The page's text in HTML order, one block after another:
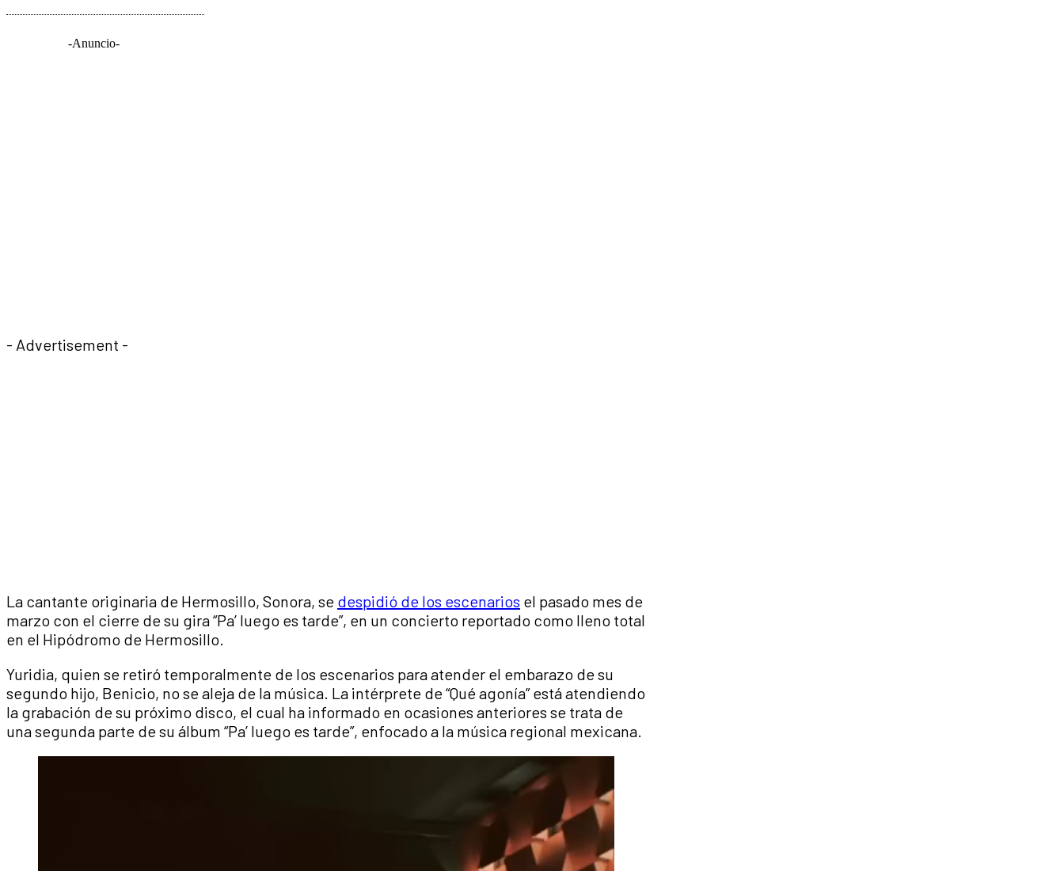
-Anuncio-
- Advertisement -
La cantante originaria de Hermosillo, Sonora, se despidió de los escenarios el pasado mes de
marzo con el cierre de su gira “Pa’ luego es tarde”, en un concierto reportado como lleno total
en el Hipódromo de Hermosillo.
Yuridia, quien se retiró temporalmente de los escenarios para atender el embarazo de su
segundo hijo, Benicio, no se aleja de la música. La intérprete de “Qué agonía” está atendiendo
la grabación de su próximo disco, el cual ha informado en ocasiones anteriores se trata de
una segunda parte de su álbum “Pa’ luego es tarde”, enfocado a la música regional mexicana.